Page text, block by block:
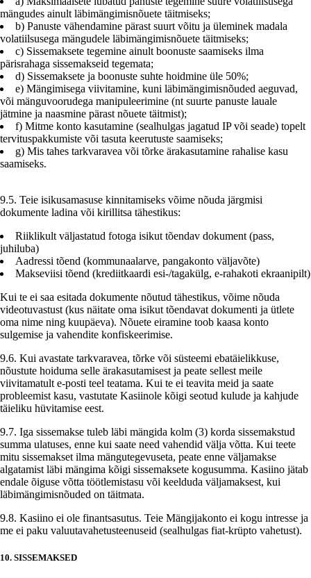
mängudes ainult läbimängimisnõuete täitmiseks;
b) Panuste vähendamine pärast suurt võitu ja üleminek madala
volatiilsusega mängudele läbimängimisnõuete täitmiseks;
c) Sissemaksete tegemine ainult boonuste saamiseks ilma
pärisrahaga sissemakseid tegemata;
d) Sissemaksete ja boonuste suhte hoidmine üle 50%;
e) Mängimisega viivitamine, kuni läbimängimisnõuded aeguvad,
või mänguvoorudega manipuleerimine (nt suurte panuste lauale
jätmine ja naasmine pärast nõuete täitmist);
f) Mitme konto kasutamine (sealhulgas jagatud IP või seade) topelt
tervituspakkumiste või tasuta keerutuste saamiseks;
g) Mis tahes tarkvaravea või tõrke ärakasutamine rahalise kasu
saamiseks.
9.5. Teie isikusamasuse kinnitamiseks võime nõuda järgmisi
dokumente ladina või kirillitsa tähestikus:
Riiklikult väljastatud fotoga isikut tõendav dokument (pass,
juhiluba)
Aadressi tõend (kommunaalarve, pangakonto väljavõte)
Makseviisi tõend (krediitkaardi esi-/tagakülg, e-rahakoti ekraanipilt)
Kui te ei saa esitada dokumente nõutud tähestikus, võime nõuda
videotuvastust (kus näitate oma isikut tõendavat dokumenti ja ütlete
oma nime ning kuupäeva). Nõuete eiramine toob kaasa konto
sulgemise ja vahendite konfiskeerimise.
9.6. Kui avastate tarkvaravea, tõrke või süsteemi ebatäielikkuse,
nõustute hoiduma selle ärakasutamisest ja peate sellest meile
viivitamatult e-posti teel teatama. Kui te ei teavita meid ja saate
probleemist kasu, vastutate Kasiinole kõigi seotud kulude ja kahjude
täieliku hüvitamise eest.
9.7. Iga sissemakse tuleb läbi mängida kolm (3) korda sissemakstud
summa ulatuses, enne kui saate need vahendid välja võtta. Kui teete
mitu sissemakset ilma mängutegevuseta, peate enne väljamakse
algatamist läbi mängima kõigi sissemaksete kogusumma. Kasiino jätab
endale õiguse võtta töötlemistasu või keelduda väljamaksest, kui
läbimängimisnõuded on täitmata.
9.8. Kasiino ei ole finantsasutus. Teie Mängijakonto ei kogu intresse ja
me ei paku valuutavahetusteenuseid (sealhulgas fiat-krüpto vahetust).
10. SISSEMAKSED